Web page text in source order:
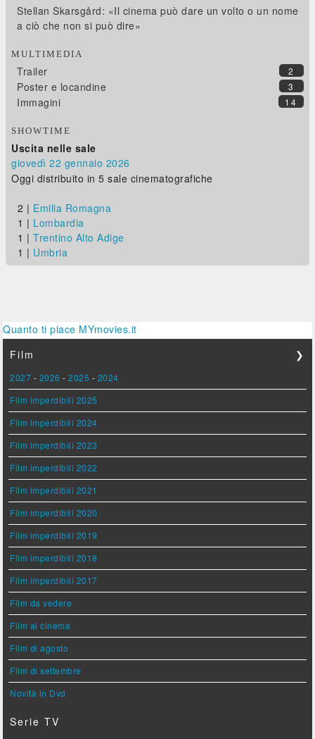
Stellan Skarsgård: «Il cinema può dare un volto o un nome
a ciò che non si può dire»
MULTIMEDIA
2
Trailer
3
Poster e locandine
14
Immagini
SHOWTIME
Uscita nelle sale
giovedì 22 gennaio 2026
Oggi distribuito in 5 sale cinematografiche
2 | Emilia Romagna
1 | Lombardia
1 |Trentino Alto Adige
1 | Umbria
Quanto ti piace MYmovies.it
Film
❯
2027 - 2026 -2025 - 2024
Film imperdibili 2025
Film imperdibili 2024
Film imperdibili 2023
Film imperdibili 2022
Film imperdibili 2021
Film imperdibili 2020
Film imperdibili 2019
Film imperdibili 2018
Film imperdibili 2017
Film da vedere
Film al cinema
Film di agosto
Film di settembre
Novità in Dvd
Serie TV